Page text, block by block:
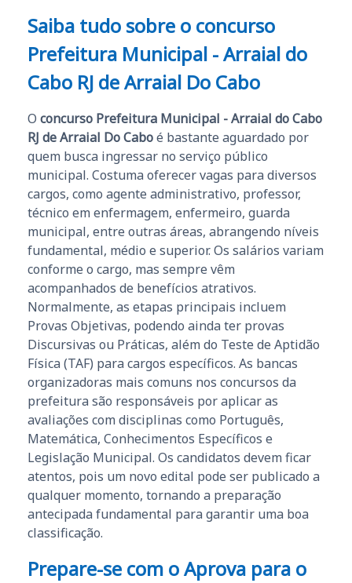
Saiba tudo sobre o concurso
Prefeitura Municipal - Arraial do
Cabo RJ de Arraial Do Cabo
O concurso Prefeitura Municipal - Arraial do Cabo
RJ de Arraial Do Caboé bastante aguardado por
quem busca ingressar no serviço público
municipal. Costuma oferecer vagas para diversos
cargos, como agente administrativo, professor,
técnico em enfermagem, enfermeiro, guarda
municipal, entre outras áreas, abrangendo níveis
fundamental, médio e superior. Os salários variam
conforme o cargo, mas sempre vêm
acompanhados de benefícios atrativos.
Normalmente, as etapas principais incluem
Provas Objetivas, podendo ainda ter provas
Discursivas ou Práticas, além do Teste de Aptidão
Física (TAF) para cargos específicos. As bancas
organizadoras mais comuns nos concursos da
prefeitura são responsáveis por aplicar as
avaliações com disciplinas como Português,
Matemática, Conhecimentos Específicos e
Legislação Municipal. Os candidatos devem ficar
atentos, pois um novo edital pode ser publicado a
qualquer momento, tornando a preparação
antecipada fundamental para garantir uma boa
classificação.
Prepare-se com o Aprova para o